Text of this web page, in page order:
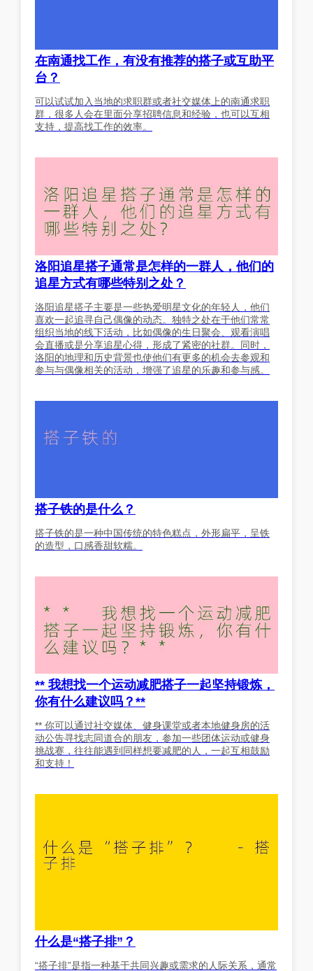
在南通找工作，有没有推荐的搭子或互助平
台？
可以试试加入当地的求职群或者社交媒体上的南通求职
群，很多人会在里面分享招聘信息和经验，也可以互相
支持，提高找工作的效率。
洛阳追星搭子通常是怎样的一群人，他们的
追星方式有哪些特别之处？
洛阳追星搭子主要是一些热爱明星文化的年轻人，他们
喜欢一起追寻自己偶像的动态。独特之处在于他们常常
组织当地的线下活动，比如偶像的生日聚会、观看演唱
会直播或是分享追星心得，形成了紧密的社群。同时，
洛阳的地理和历史背景也使他们有更多的机会去参观和
参与与偶像相关的活动，增强了追星的乐趣和参与感。
搭子铁的是什么？
搭子铁的是一种中国传统的特色糕点，外形扁平，呈铁
的造型，口感香甜软糯。
** 我想找一个运动减肥搭子一起坚持锻炼，
你有什么建议吗？**
** 你可以通过社交媒体、健身课堂或者本地健身房的活
动公告寻找志同道合的朋友，参加一些团体运动或健身
挑战赛，往往能遇到同样想要减肥的人，一起互相鼓励
和支持！
什么是“搭子排”？
“搭子排”是指一种基于共同兴趣或需求的人际关系，通常